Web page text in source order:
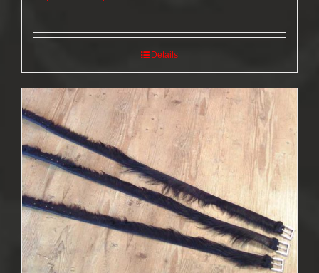
bis
250,00 €
Details